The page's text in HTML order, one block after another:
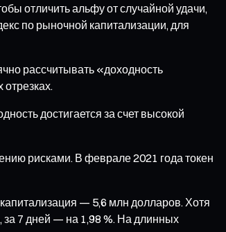
отличить альфу от случайной удачи,
по рыночной капитализации, для
рассчитывать «доходность
достигается за счет высокой
рисками. В феврале 2021 года токен
— 5,6 млн долларов. Хотя
за 7 дней — на 1,98 %. На длинных